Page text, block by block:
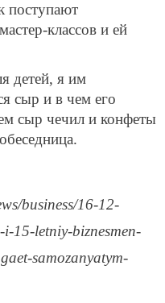
поступают
классов и ей
детей, я им
сыр и в чем его
сыр чечил и конфеты
business/16-12-
15-letniy-biznesmen-
samozanyatym-